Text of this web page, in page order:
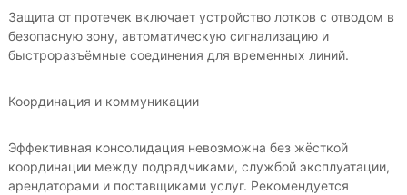
Защита от протечек включает устройство лотков с отводом в
безопасную зону, автоматическую сигнализацию и
быстроразъёмные соединения для временных линий.
Координация и коммуникации
Эффективная консолидация невозможна без жёсткой
координации между подрядчиками, службой эксплуатации,
арендаторами и поставщиками услуг. Рекомендуется